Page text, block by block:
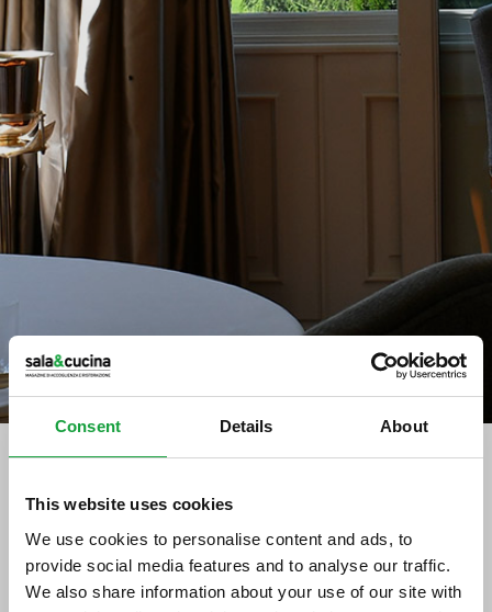
Consent Details About
This website uses cookies
We use cookies to personalise content and ads, to
provide social media features and to analyse our traffic.
We also share information about your use of our site with
Il Gorgonzola on line si rinnova
27/08/2012